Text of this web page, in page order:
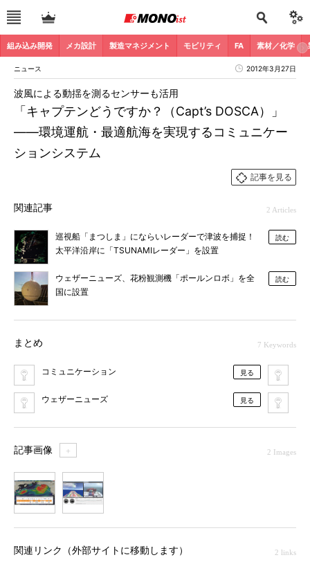
組み込み開発 メカ設計 製造マネジメント モビリティ FA 素材／化学
ニュース 2012年3月27日
「キャプテンどうですか？（Capt’s DOSCA）」
――環境運航・最適航海を実現するコミュニケー
ションシステム
波風による動揺を測るセンサーも活用
記事を見る
関連記事 2 Articles
巡視船「まつしま」にならいレーダーで津波を捕捉！
太平洋沿岸に「TSUNAMIレーダー」を設置
読む
ウェザーニューズ、花粉観測機「ポールンロボ」を全
国に設置
読む
まとめ 7 Keywords
コミュニケーション 見る
ウェザーニューズ 見る
記事画像 ＋ 2 Images
関連リンク（外部サイトに移動します） 2 links